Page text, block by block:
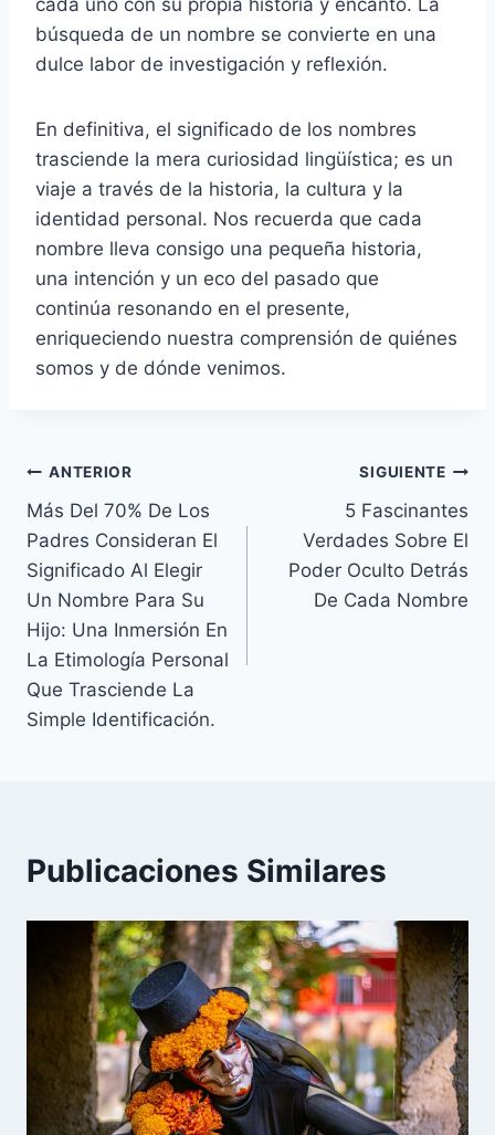
búsqueda de un nombre se convierte en una
dulce labor de investigación y reflexión.
En definitiva, el significado de los nombres
trasciende la mera curiosidad lingüística; es un
viaje a través de la historia, la cultura y la
identidad personal. Nos recuerda que cada
nombre lleva consigo una pequeña historia,
una intención y un eco del pasado que
continúa resonando en el presente,
enriqueciendo nuestra comprensión de quiénes
somos y de dónde venimos.
Navegación
de
entradas
ANTERIOR
Más Del 70% De Los
Padres Consideran El
Significado Al Elegir
Un Nombre Para Su
Hijo: Una Inmersión En
La Etimología Personal
Que Trasciende La
Simple Identificación.
SIGUIENTE
5 Fascinantes
Verdades Sobre El
Poder Oculto Detrás
De Cada Nombre
Publicaciones Similares